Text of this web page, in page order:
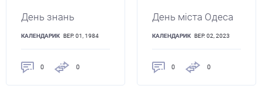
День знань
КАЛЕНДАРИК ВЕР. 01, 1984
0 0
День міста Одеса
КАЛЕНДАРИК ВЕР. 02, 2023
0 0